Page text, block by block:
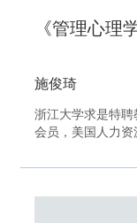
《管理心理
施俊琦
浙江大学求是特
会员，美国人力